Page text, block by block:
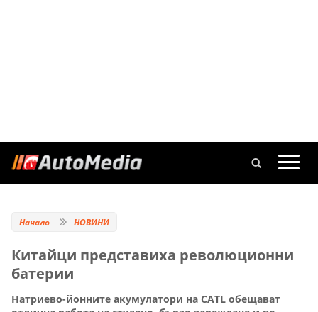
Начало НОВИНИ
Китайци представиха революционни
батерии
Натриево-йонните акумулатори на CATL обещават